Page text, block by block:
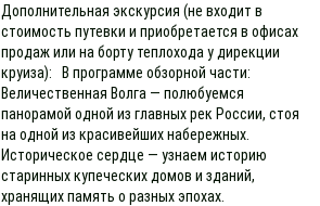
Дополнительная экскурсия (не входит в
стоимость путевки и приобретается в офисах
продаж или на борту теплохода у дирекции
круиза): В программе обзорной части:
Величественная Волга — полюбуемся
панорамой одной из главных рек России, стоя
на одной из красивейших набережных.
Историческое сердце — узнаем историю
старинных купеческих домов и зданий,
хранящих память о разных эпохах.